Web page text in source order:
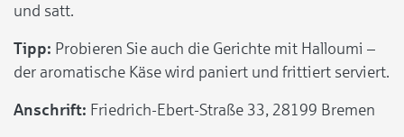
und satt.
Tipp: Probieren Sie auch die Gerichte mit Halloumi –
der aromatische Käse wird paniert und frittiert serviert.
Anschrift: Friedrich-Ebert-Straße 33, 28199 Bremen